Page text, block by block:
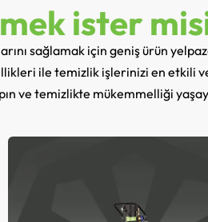
ister
sağlamak için geniş ürün
ile temizlik işlerinizi en
ve temizlikte mükemmelliği